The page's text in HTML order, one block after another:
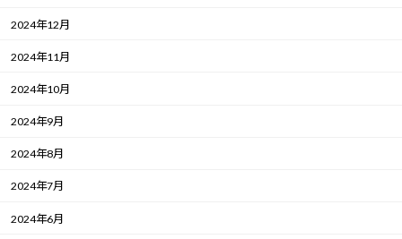
2024年12月
2024年11月
2024年10月
2024年9月
2024年8月
2024年7月
2024年6月